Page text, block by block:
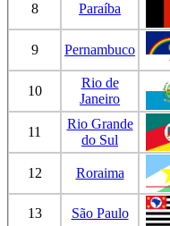
8 Paraíba
9 Pernambuco
10
Rio de
Janeiro
11
Rio Grande
do Sul
12 Roraima
13 São Paulo